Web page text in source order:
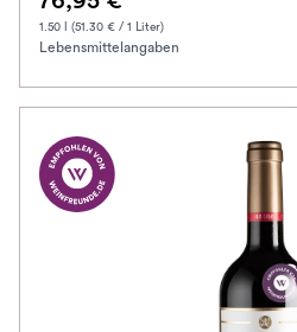
1.50 l (51.30 € / 1 Liter)
Lebensmittelangaben